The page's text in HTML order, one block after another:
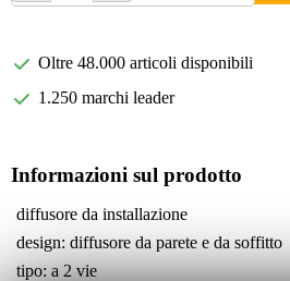
Oltre 48.000 articoli disponibili
1.250 marchi leader
Informazioni sul prodotto
diffusore da installazione
design: diffusore da parete e da soffitto
tipo: a 2 vie